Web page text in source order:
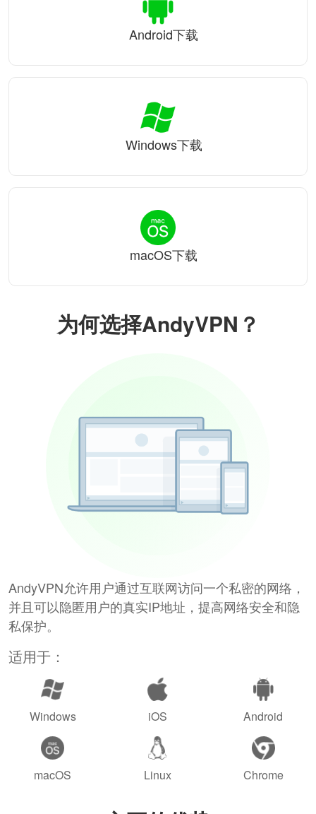
为何选择AndyVPN？
AndyVPN允许用户通过互联网访问一个私密的网络，
并且可以隐匿用户的真实IP地址，提高网络安全和隐
私保护。
适用于：
Windows iOS Android
macOS Linux Chrome
Android下载
Windows下载
macOS下载